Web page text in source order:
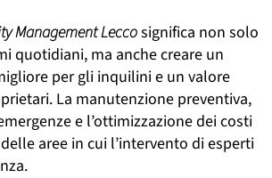
Management Leccosignifica non solo
quotidiani, ma anche creare un
per gli inquilini e un valore
La manutenzione preventiva,
e l’ottimizzazione dei costi
aree in cui l’intervento di esperti